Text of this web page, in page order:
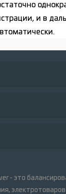
и в
- это
электротоваров